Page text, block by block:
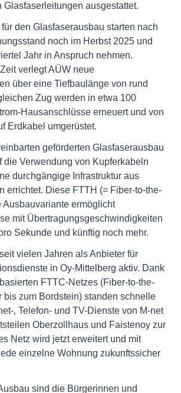
Glasfaserleitungen ausgestattet.
den Glasfaserausbau starten nach
noch im Herbst 2025 und
Jahr in Anspruch nehmen.
verlegt AÜW neue
über eine Tiefbaulänge von rund
Zug werden in etwa 100
Hausanschlüsse erneuert und von
Erdkabel umgerüstet.
geförderten Glasfaserausbau
die Verwendung von Kupferkabeln
durchgängige Infrastruktur aus
errichtet. Diese FTTH (= Fiber-to-the-
Ausbauvariante ermöglicht
mit Übertragungsgeschwindigkeiten
Sekunde und künftig noch mehr.
vielen Jahren als Anbieter für
in Oy-Mittelberg aktiv. Dank
FTTC-Netzes (Fiber-to-the-
bis zum Bordstein) standen schnelle
, Telefon- und TV-Dienste von M-net
Oberzollhaus und Faistenoy zur
Netz wird jetzt erweitert und mit
einzelne Wohnung zukunftssicher
sind die Bürgerinnen und